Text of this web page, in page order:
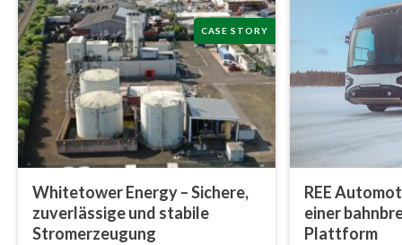
CASE STORY
Whitetower Energy – Sichere,
zu­ver­läs­si­ge und stabile
Strom­erzeu­gung
REE
einer
Plattform